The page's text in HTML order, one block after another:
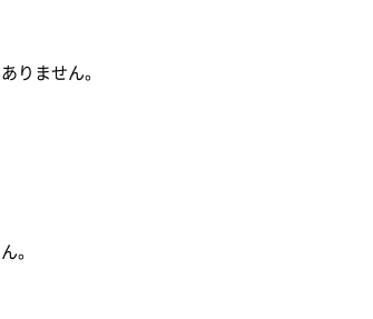
りません。
。